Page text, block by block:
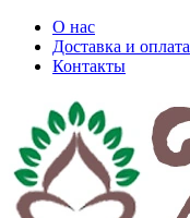
О нас
Доставка и оплата
Контакты